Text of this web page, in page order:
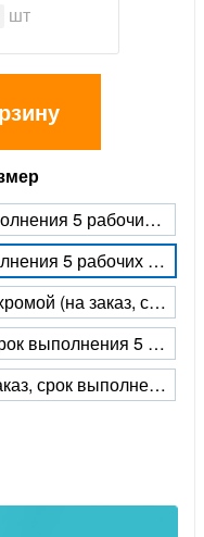
шт
140x210 см (на заказ, срок выполнения 5 рабочих дней)
90x135 см (на заказ, срок выполнения 5 рабочих дней)
90х135 см двухсторонний с бахромой (на заказ, срок выполнения 5 рабочих дней)
90х135 см на сетке (на заказ, срок выполнения 5 рабочих дней)
Двусторонний 90x135 см (на заказ, срок выполнения 5 рабочих дней)